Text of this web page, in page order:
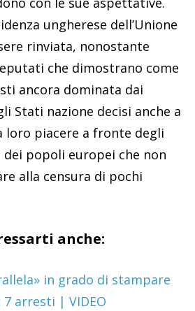
ungherese dell’Unione
rinviata, nonostante
che dimostrano come
ancora dominata dai
Stati nazione decisi anche a
piacere a fronte degli
popoli europei che non
alla censura di pochi
anche:
in grado di stampare
arresti | VIDEO